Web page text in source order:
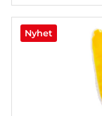
Nyhet